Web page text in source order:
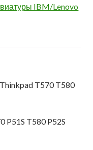
IBM/Lenovo
T570 T580
P51S T580 P52S